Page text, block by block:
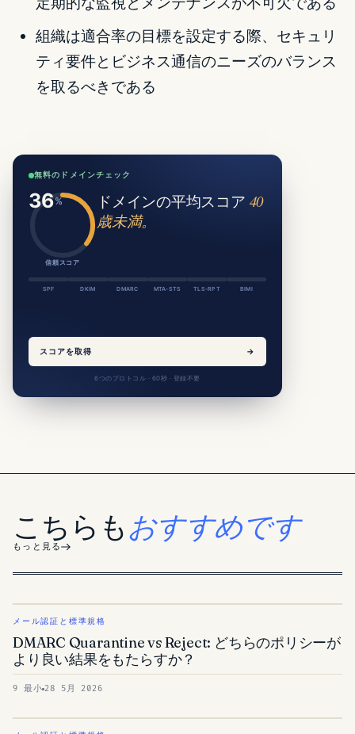
組織は適合率の目標を設定する際、セキュリ
ティ要件とビジネス通信のニーズのバランス
を取るべきである
無料のドメインチェック
信頼スコア
ドメインの平均スコア 40
歳未満。
SPF DKIM DMARC MTA-STS TLS-RPT BIMI
スコアを取得 →
6つのプロトコル · 60秒 · 登録不要
こちらもおすすめです
もっと見る
メール認証と標準規格
DMARC Quarantine vs Reject: どちらのポリシーが
より良い結果をもたらすか？
9 最小 28 5月 2026